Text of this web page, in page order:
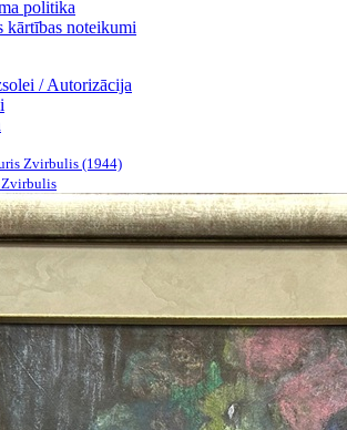
politika
kārtības noteikumi
/ Autorizācija
Zvirbulis (1944)
Zvirbulis